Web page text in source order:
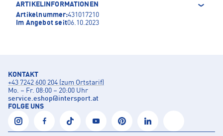
ARTIKELINFORMATIONEN
Artikelnummer:431017210
Im Angebot seit06.10.2023
KONTAKT
+43 7242 600 204 (zum Ortstarif)
Mo. – Fr. 08:00 – 20:00 Uhr
service.eshop@intersport.at
FOLGE UNS